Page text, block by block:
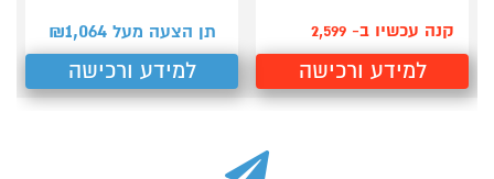
קנה עכשיו ב- 2,599
למידע ורכישה
תן הצעה מעל ₪ 1,064
למידע ורכישה